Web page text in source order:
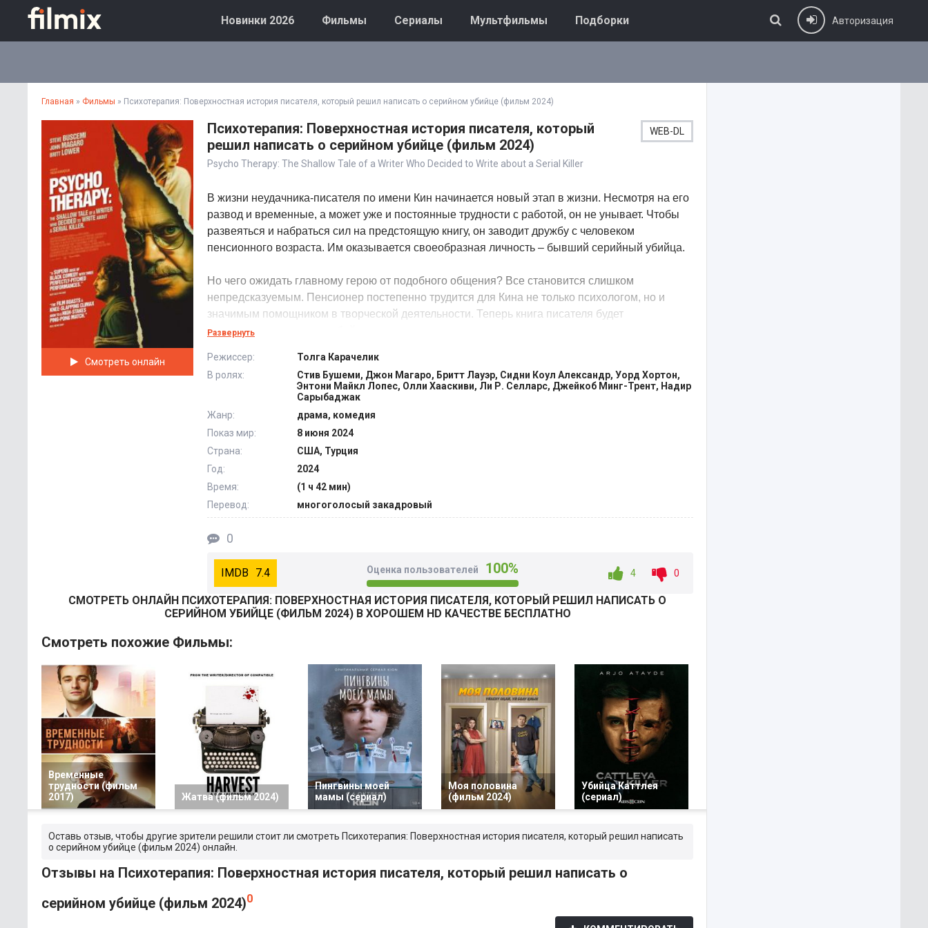
Новинки 2026 Фильмы Сериалы Мультфильмы Подборки Авторизация
Главная » Фильмы » Психотерапия: Поверхностная история писателя, который решил написать о серийном убийце (фильм 2024)
Смотреть онлайн
Психотерапия: Поверхностная история писателя, который
решил написать о серийном убийце (фильм 2024)
Psycho Therapy: The Shallow Tale of a Writer Who Decided to Write about a Serial Killer
WEB-DL
В жизни неудачника-писателя по имени Кин начинается новый этап в жизни. Несмотря на его
развод и временные, а может уже и постоянные трудности с работой, он не унывает. Чтобы
развеяться и набраться сил на предстоящую книгу, он заводит дружбу с человеком
пенсионного возраста. Им оказывается своеобразная личность – бывший серийный убийца.
Но чего ожидать главному герою от подобного общения? Все становится слишком
непредсказуемым. Пенсионер постепенно трудится для Кина не только психологом, но и
значимым помощником в творческой деятельности. Теперь книга писателя будет
ориентирована на тему убийств, с основными деталями для ее написания есть кому
Развернуть
Режиссер:
Толга Карачелик
В ролях:
Стив Бушеми, Джон Магаро, Бритт Лауэр, Сидни Коул Александр, Уорд Хортон,
Энтони Майкл Лопес, Олли Хааскиви, Ли Р. Селларс, Джейкоб Минг-Трент, Надир
Сарыбаджак
Жанр:
драма, комедия
Показ мир:
8 июня 2024
Страна:
США, Турция
Год:
2024
Время:
(1 ч 42 мин)
Перевод:
многоголосый закадровый
0
7.4 Оценка пользователей 100% 4 0
СМОТРEТЬ ОНЛАЙН ПСИХОТЕРАПИЯ: ПОВЕРХНОСТНАЯ ИСТОРИЯ ПИСАТЕЛЯ, КОТОРЫЙ РЕШИЛ НАПИСАТЬ О
СЕРИЙНОМ УБИЙЦЕ (ФИЛЬМ 2024) В ХОРОШЕМ HD КАЧЕСТВЕ БЕСПЛАТНО
Смотреть похожие Фильмы:
Временные
трудности (фильм
2017)
Жатва (фильм 2024)
Пингвины моей
мамы (сериал)
Моя половина
(фильм 2024)
Убийца Каттлея
(сериал)
Оставь отзыв, чтобы другие зрители решили стоит ли смотреть Психотерапия: Поверхностная история писателя, который решил написать
о серийном убийце (фильм 2024) онлайн.
Отзывы на Психотерапия: Поверхностная история писателя, который решил написать о
серийном убийце (фильм 2024)0